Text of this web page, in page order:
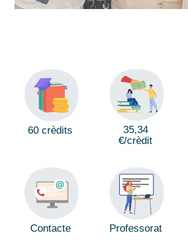
60 crèdits
35,34
€/crèdit
Contacte Professorat